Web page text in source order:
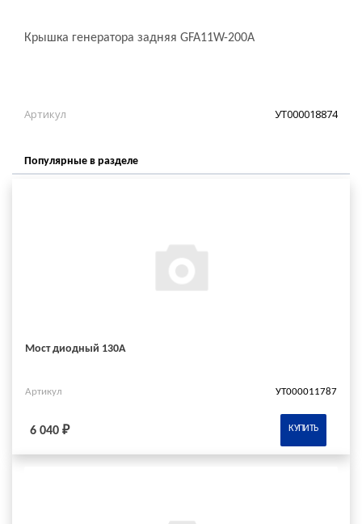
Крышка генератора задняя GFA11W-200A
Артикул УТ000018874
Популярные в разделе
Мост диодный 130А
Артикул УТ000011787
6 040 ₽ КУПИТЬ